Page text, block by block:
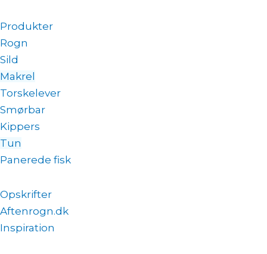
Produkter
Rogn
Sild
Makrel
Torskelever
Smørbar
Kippers
Tun
Panerede fisk
Opskrifter
Aftenrogn.dk
Inspiration